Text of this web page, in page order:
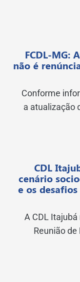
FCDL-MG:
não é
Conforme
a atualização
CDL
cenário
e os
A CDL
Reunião